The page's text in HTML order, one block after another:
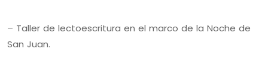
– Taller de lectoescritura en el marco de la Noche de
San Juan.